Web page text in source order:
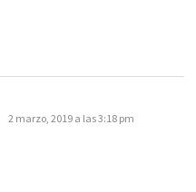
dice:
2 marzo, 2019 a las 3:18 pm